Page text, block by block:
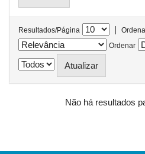
Resultados/Página |
Ordenar
Não há resultados